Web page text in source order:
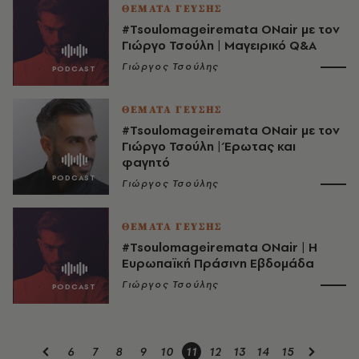
ΘΕΜΑΤΑ ΓΕΥΣΗΣ
#Tsoulomageiremata ONair με τον
Γιώργο Τσούλη | Μαγειρικό Q&A
Γιώργος Τσούλης
ΘΕΜΑΤΑ ΓΕΥΣΗΣ
#Tsoulomageiremata ONair με τον
Γιώργο Τσούλη | Έρωτας και
φαγητό
Γιώργος Τσούλης
ΘΕΜΑΤΑ ΓΕΥΣΗΣ
#Tsoulomageiremata ONair | Η
Ευρωπαϊκή Πράσινη Εβδομάδα
Γιώργος Τσούλης
6 7 8 9 10 11 12 13 14 15